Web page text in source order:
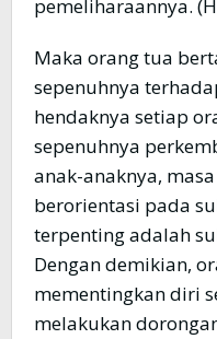
pemeliharaannya.
Maka orang tua
sepenuhnya
hendaknya setiap
sepenuhnya
anak-anaknya,
berorientasi pada
terpenting adalah
Dengan demikian,
mementingkan diri
melakukan